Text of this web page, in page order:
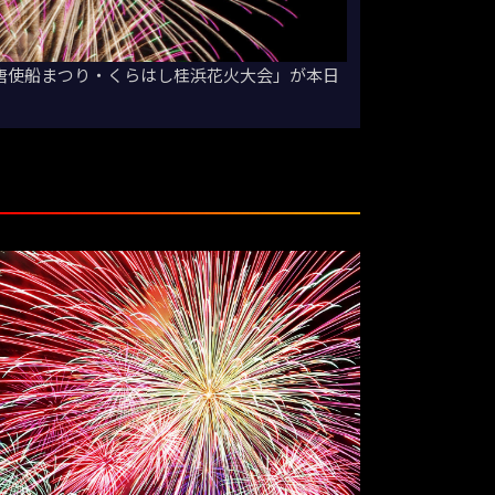
船まつり・くらはし桂浜花火大会」が本日